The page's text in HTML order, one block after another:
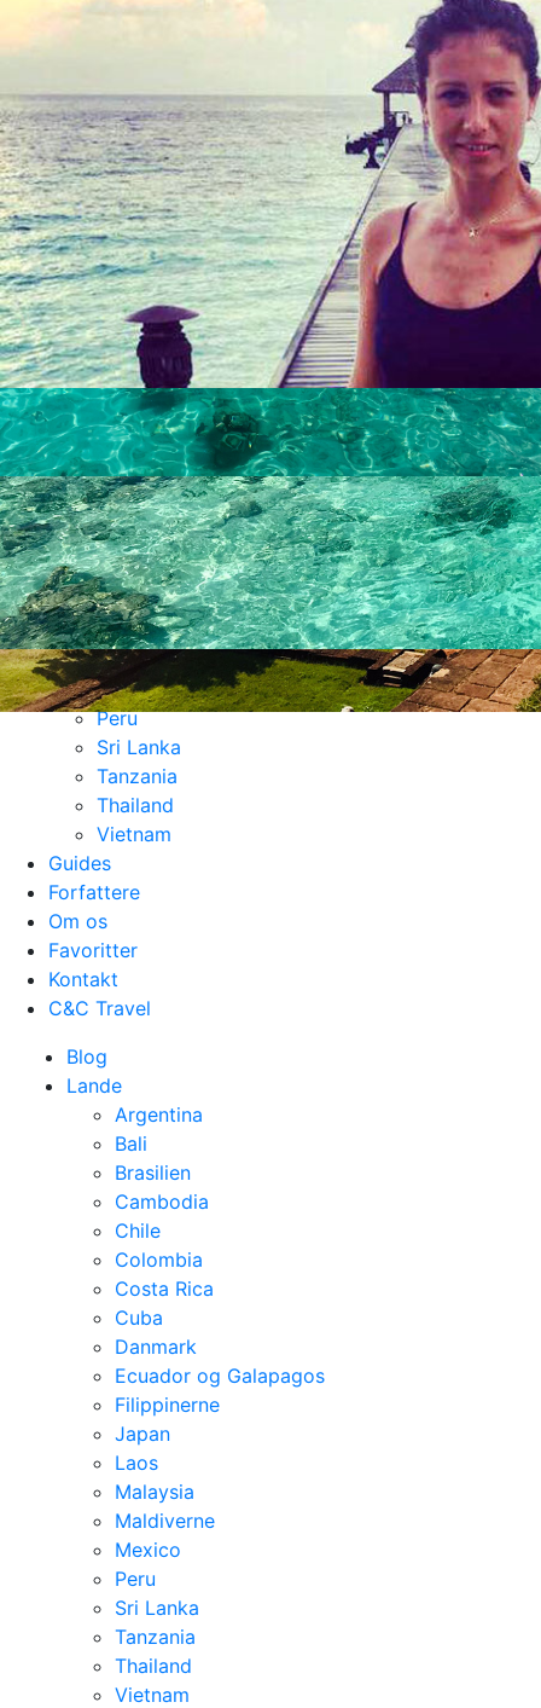
Søg
Blog
Lande
Argentina
Bali
Brasilien
Cambodia
Chile
Colombia
Costa Rica
Cuba
Danmark
Ecuador og Galapagos
Filippinerne
Japan
Laos
Malaysia
Maldiverne
Mexico
Peru
Sri Lanka
Tanzania
Thailand
Vietnam
Guides
Forfattere
Om os
Favoritter
Kontakt
C&C Travel
Blog
Lande
Argentina
Bali
Brasilien
Cambodia
Chile
Colombia
Costa Rica
Cuba
Danmark
Ecuador og Galapagos
Filippinerne
Japan
Laos
Malaysia
Maldiverne
Mexico
Peru
Sri Lanka
Tanzania
Thailand
Vietnam